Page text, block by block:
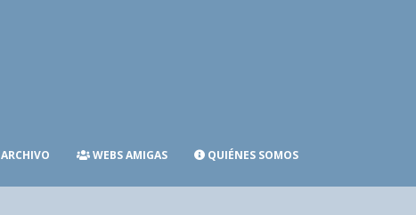
ARCHIVO WEBS AMIGAS QUIÉNES SOMOS